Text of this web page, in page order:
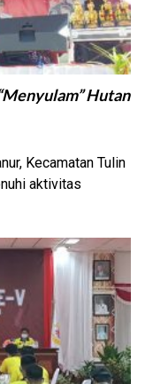
Hutan
Kecamatan Tulin
aktivitas